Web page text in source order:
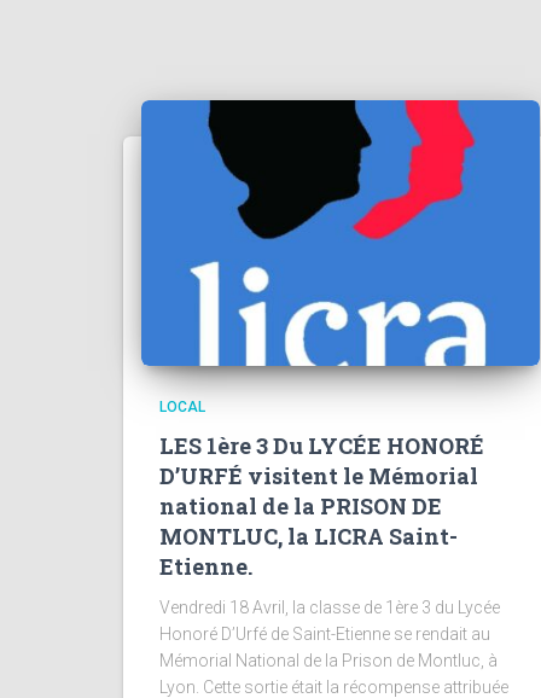
LOCAL
LES 1ère 3 Du LYCÉE HONORÉ
D’URFÉ visitent le Mémorial
national de la PRISON DE
MONTLUC, la LICRA Saint-
Etienne.
Vendredi 18 Avril, la classe de 1ère 3 du Lycée
Honoré D’Urfé de Saint-Etienne se rendait au
Mémorial National de la Prison de Montluc, à
Lyon. Cette sortie était la récompense attribuée